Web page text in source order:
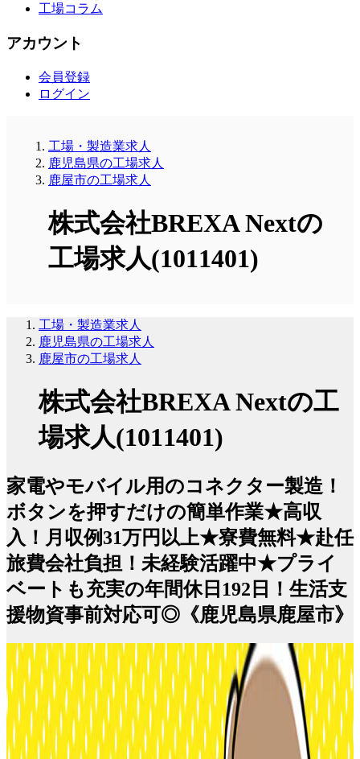
工場コラム
アカウント
会員登録
ログイン
工場・製造業求人
鹿児島県の工場求人
鹿屋市の工場求人
株式会社BREXA Nextの
工場求人(1011401)
工場・製造業求人
鹿児島県の工場求人
鹿屋市の工場求人
株式会社BREXA Nextの工
場求人(1011401)
家電やモバイル用のコネクター製造！
ボタンを押すだけの簡単作業★高収
入！月収例31万円以上★寮費無料★赴任
旅費会社負担！未経験活躍中★プライ
ベートも充実の年間休日192日！生活支
援物資事前対応可◎《鹿児島県鹿屋市》